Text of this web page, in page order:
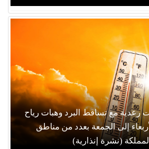
مع تساقط البرد وهبات رياح
إلى الجمعة بعدد من مناطق
المملكة (نشرة إنذارية)